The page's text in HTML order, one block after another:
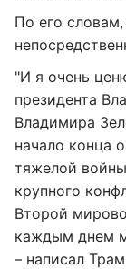
По его
"И я очень
президента
Владимира
начало конца
тяжелой
крупного
Второй
каждым днем
– написал